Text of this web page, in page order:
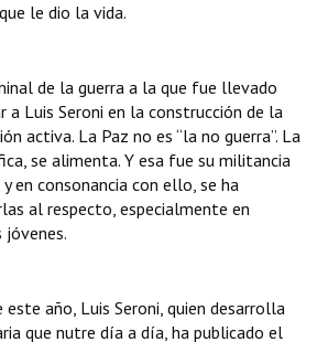
Registro
Huellas - Registro
- Registro
Registro
le dio la vida.
de la guerra a la que fue llevado
a Luis Seroni en la construcción de la
activa. La Paz no es “la no guerra”. La
se alimenta. Y esa fue su militancia
en consonancia con ello, se ha
al respecto, especialmente en
jóvenes.
este año, Luis Seroni, quien desarrolla
que nutre día a día, ha publicado el